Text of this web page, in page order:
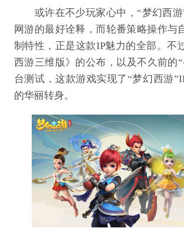
或许在不少玩家心中，“梦幻西游
网游的最好诠释，而轮番策略操作与
制特性，正是这款IP魅力的全部。不
西游三维版》的公布，以及不久前的
台测试，这款游戏实现了“梦幻西游
的华丽转身。